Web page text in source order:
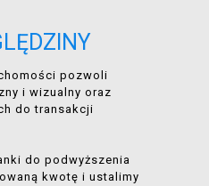
pozwoli
i wizualny oraz
do transakcji
do podwyższenia
kwotę i ustalimy